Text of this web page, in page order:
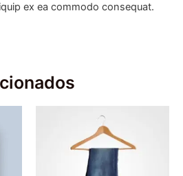
ex ea commodo consequat.